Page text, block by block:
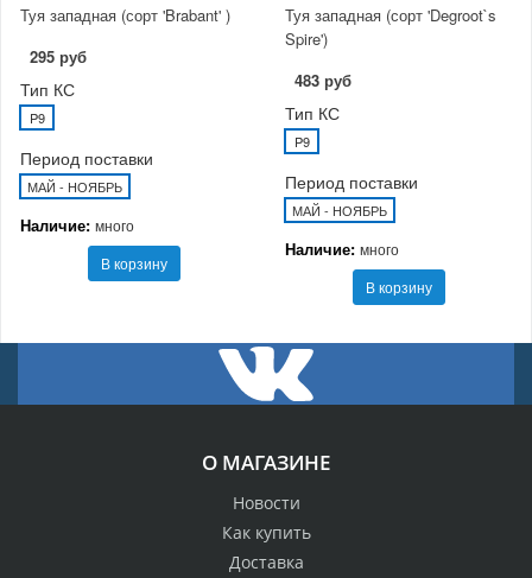
Туя западная (сорт 'Brabant' )
295 руб
Тип КС
P9
Период поставки
МАЙ - НОЯБРЬ
Наличие: много
В корзину
Туя западная (сорт 'Degroot`s
Spire')
483 руб
Тип КС
P9
Период поставки
МАЙ - НОЯБРЬ
Наличие: много
В корзину
О МАГАЗИНЕ
Новости
Как купить
Доставка